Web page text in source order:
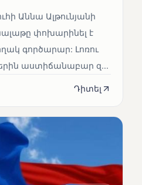
Աննա Ալթունյանի
փոխարինել է
գործարար: Լոռու
աստիճանաբար զ...
Դիտել